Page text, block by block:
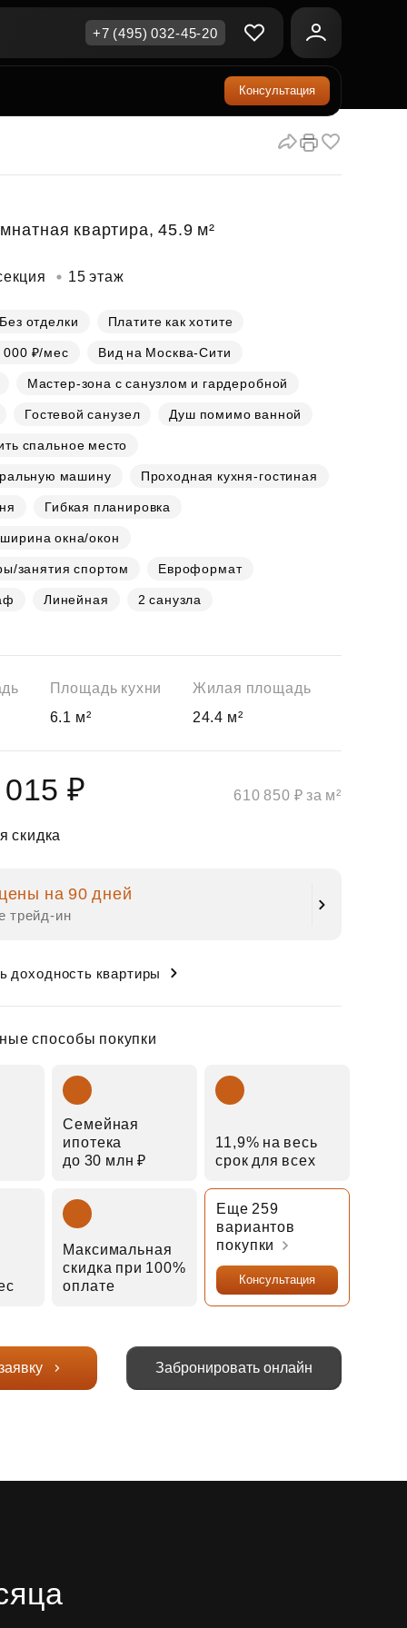
недвижимость
в окружении природы
для роста
и ответы
на популярные вопросы
и скидки
капитал
+7 (495) 032-45-20
Консультация
₽
скидка
на 90 дней
трейд‑ин
доходность квартиры
способы покупки
Семейная
ипотека
до 30 млн ₽
11,9% на весь
срок для всех
Максимальная
скидка при 100%
оплате
Еще 259
вариантов
покупки
Консультация
610 850 ₽ за м²
Забронировать онлайн
квартира, 45.9 м²
15 этаж
Без отделки Платите как хотите
000 ₽/мес Вид на Москва-Сити
Мастер-зона с санузлом и гардеробной
Гостевой санузел Душ помимо ванной
спальное место
машину Проходная кухня-гостиная
Гибкая планировка
окна/окон
занятия спортом Евроформат
Линейная 2 санузла
Площадь кухни
6.1 м²
Жилая площадь
24.4 м²